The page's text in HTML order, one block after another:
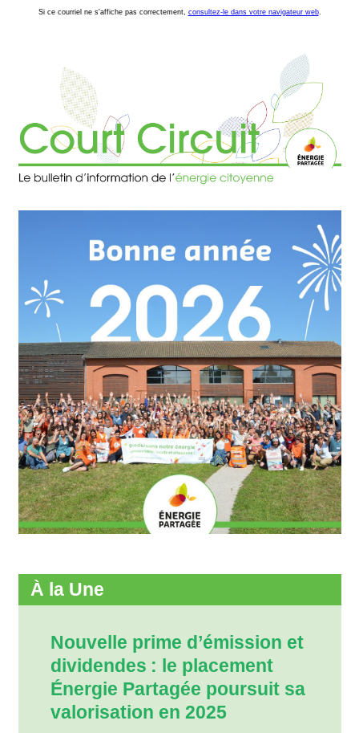
Si ce courriel ne s'affiche pas correctement, consultez-le dans votre navigateur web.
À la Une
Nouvelle prime d’émission et
dividendes : le placement
Énergie Partagée poursuit sa
valorisation en 2025